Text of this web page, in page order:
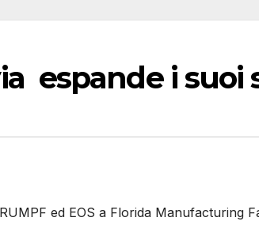
espande i
ed EOS a Florida Manufacturing